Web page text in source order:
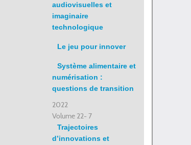
audiovisuelles et
imaginaire
technologique
Le jeu pour innover
Système alimentaire et
numérisation :
questions de transition
2022
Volume 22- 7
Trajectoires
d’innovations et